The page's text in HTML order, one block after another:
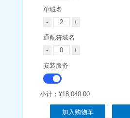
单域名
通配符域名
安装服务
小计： ¥18,040.00
加入购物车